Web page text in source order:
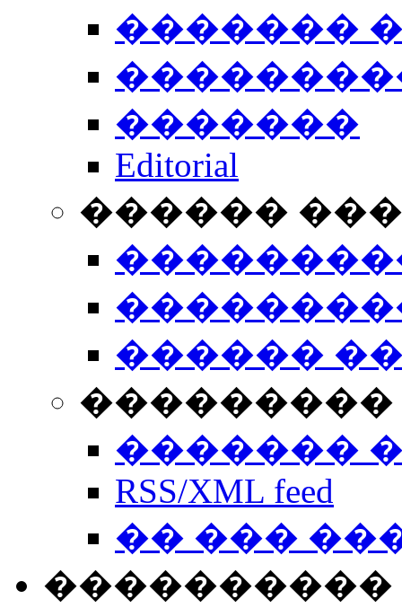
�������
�������
Editorial
������
������
���������
�������
RSS/XML feed
�� ���
����������